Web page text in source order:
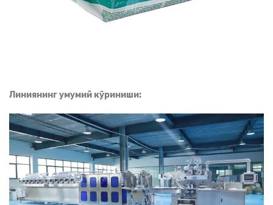
Линиянинг умумий кўриниши: